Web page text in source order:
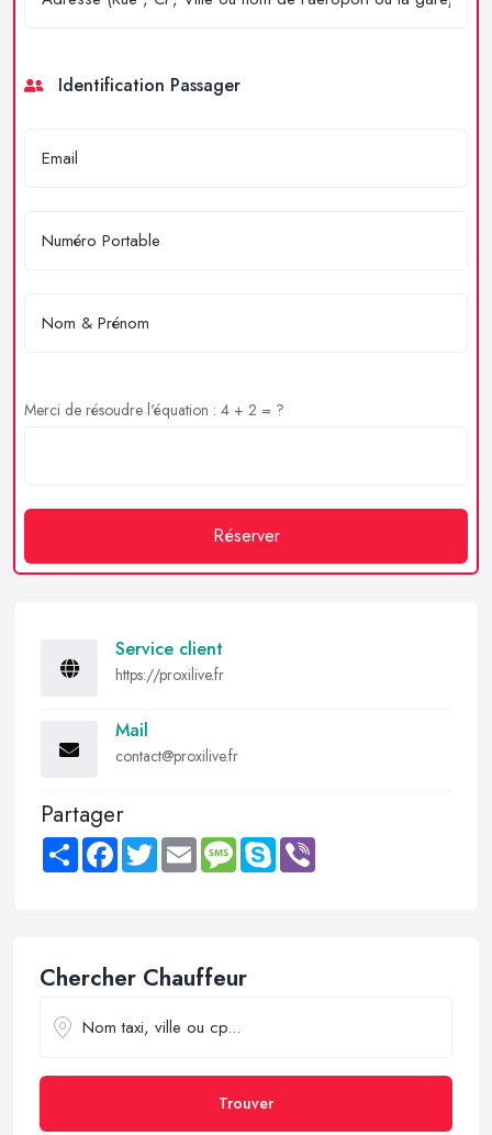
Identification Passager
Merci de résoudre l'équation : 4 + 2 = ?
Réserver
Service client
https://proxilive.fr
Mail
contact@proxilive.fr
Partager
Share FacebookTwitter Email MessageSkype
Chercher Chauffeur
Trouver